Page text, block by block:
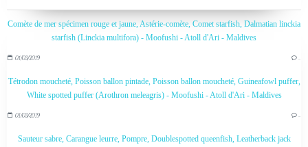
Comète de mer spécimen rouge et jaune, Astérie-comète, Comet starfish, Dalmatian linckia
starfish (Linckia multifora) - Moofushi - Atoll d'Ari - Maldives
01/03/2019 …
Tétrodon moucheté, Poisson ballon pintade, Poisson ballon moucheté, Guineafowl puffer,
White spotted puffer (Arothron meleagris) - Moofushi - Atoll d'Ari - Maldives
01/03/2019 …
Sauteur sabre, Carangue leurre, Pompre, Doublespotted queenfish, Leatherback jack